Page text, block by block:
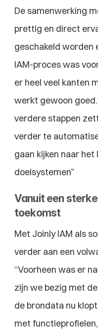
De samenwerking
prettig en direct
geschakeld worden
IAM-proces was
er heel veel kanten
werkt gewoon
verdere stappen
verder te
gaan kijken naar
doelsystemen”
Vanuit een
toekomst
Met Joinly IAM als
verder aan een
“Voorheen was er
zijn we bezig met
de brondata nu
met